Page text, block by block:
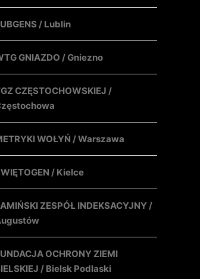
/ Lublin
GNIAZDO / Gniezno
CZĘSTOCHOWSKIEJ /
WOŁYŃ / Warszawa
/ Kielce
ZESPÓŁ INDEKSACYJNY /
OCHRONY ZIEMI
/ Bielsk Podlaski